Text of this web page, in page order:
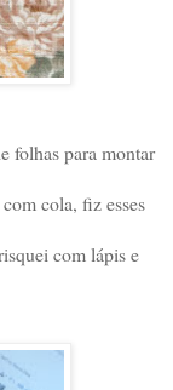
folhas para montar
cola, fiz esses
com lápis e